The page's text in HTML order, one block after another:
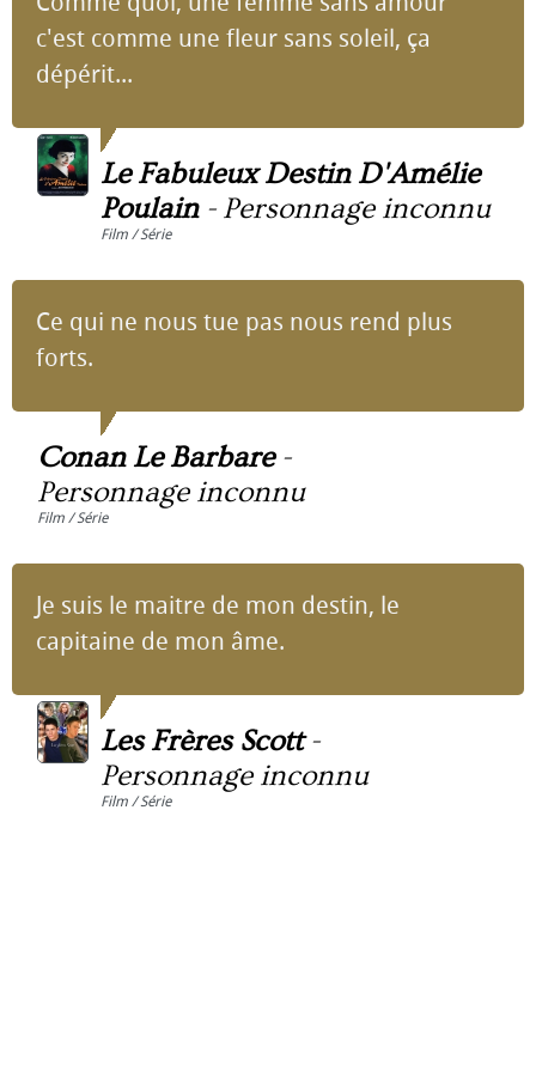
c'est comme une fleur sans soleil, ça
dépérit...
Le Fabuleux Destin D'Amélie
Poulain- Personnage inconnu
Film / Série
Ce qui ne nous tue pas nous rend plus
forts.
Conan Le Barbare-
Personnage inconnu
Film / Série
Je suis le maitre de mon destin, le
capitaine de mon âme.
Les Frères Scott-
Personnage inconnu
Film / Série